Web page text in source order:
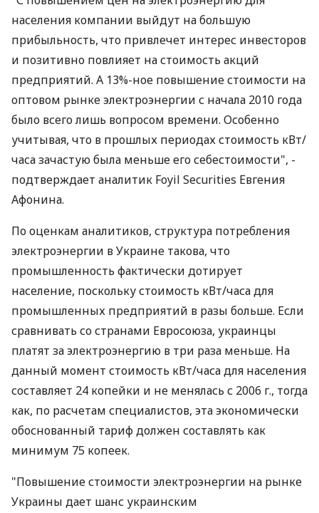
населения компании выйдут на большую
прибыльность, что привлечет интерес инвесторов
и позитивно повлияет на стоимость акций
предприятий. А 13%-ное повышение стоимости на
оптовом рынке электроэнергии с начала 2010 года
было всего лишь вопросом времени. Особенно
учитывая, что в прошлых периодах стоимость кВт/
часа зачастую была меньше его себестоимости", -
подтверждает аналитик Foyil Securities Евгения
Афонина.
По оценкам аналитиков, структура потребления
электроэнергии в Украине такова, что
промышленность фактически дотирует
население, поскольку стоимость кВт/часа для
промышленных предприятий в разы больше. Если
сравнивать со странами Евросоюза, украинцы
платят за электроэнергию в три раза меньше. На
данный момент стоимость кВт/часа для населения
составляет 24 копейки и не менялась с 2006 г., тогда
как, по расчетам специалистов, эта экономически
обоснованный тариф должен составлять как
минимум 75 копеек.
"Повышение стоимости электроэнергии на рынке
Украины дает шанс украинским